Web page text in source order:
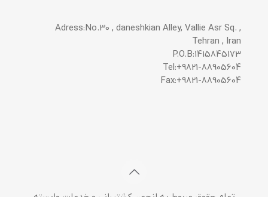
Adress:No.30 , daneshkian Alley, Vallie Asr Sq. ,
Tehran , Iran
P.O.B:1415845173
Tel:+9821-88905604
Fax:+9821-88905604